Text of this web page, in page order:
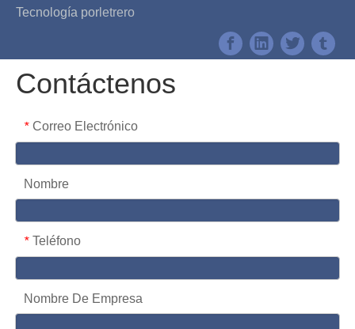
Tecnología por letrero
Contáctenos
* Correo Electrónico
Nombre
* Teléfono
Nombre De Empresa